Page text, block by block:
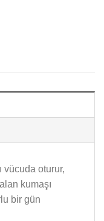
vücuda oturur,
kumaşı
bir gün